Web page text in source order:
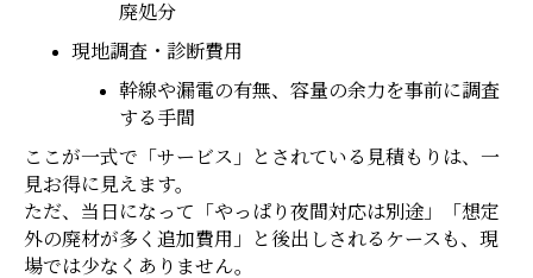
廃処分
現地調査・診断費用
幹線や漏電の有無、容量の余力を事前に調査
する手間
ここが一式で「サービス」とされている見積もりは、一
見お得に見えます。
ただ、当日になって「やっぱり夜間対応は別途」「想定
外の廃材が多く追加費用」と後出しされるケースも、現
場では少なくありません。